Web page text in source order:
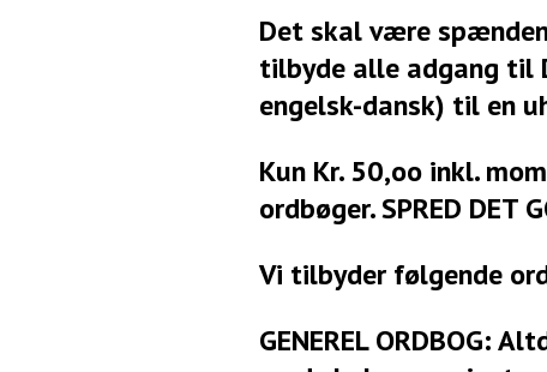
Det skal være
tilbyde alle adgang til
engelsk-dansk) til en
Kun Kr. 50,oo inkl.
ordbøger. SPRED DET
Vi tilbyder følgende
GENEREL ORDBOG: